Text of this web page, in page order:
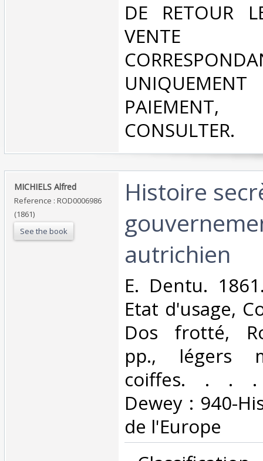
DE RETOUR
CONSULTER.‎
‎MICHIELS Alfred‎
Reference : ROD0006986
(1861)
See the book
‎Histoire
autrichien‎
‎E. Dentu.
Etat d'usage,
Dos frotté,
pp., légers
coiffes. . . .
Dewey : 940-
de l'Europe‎